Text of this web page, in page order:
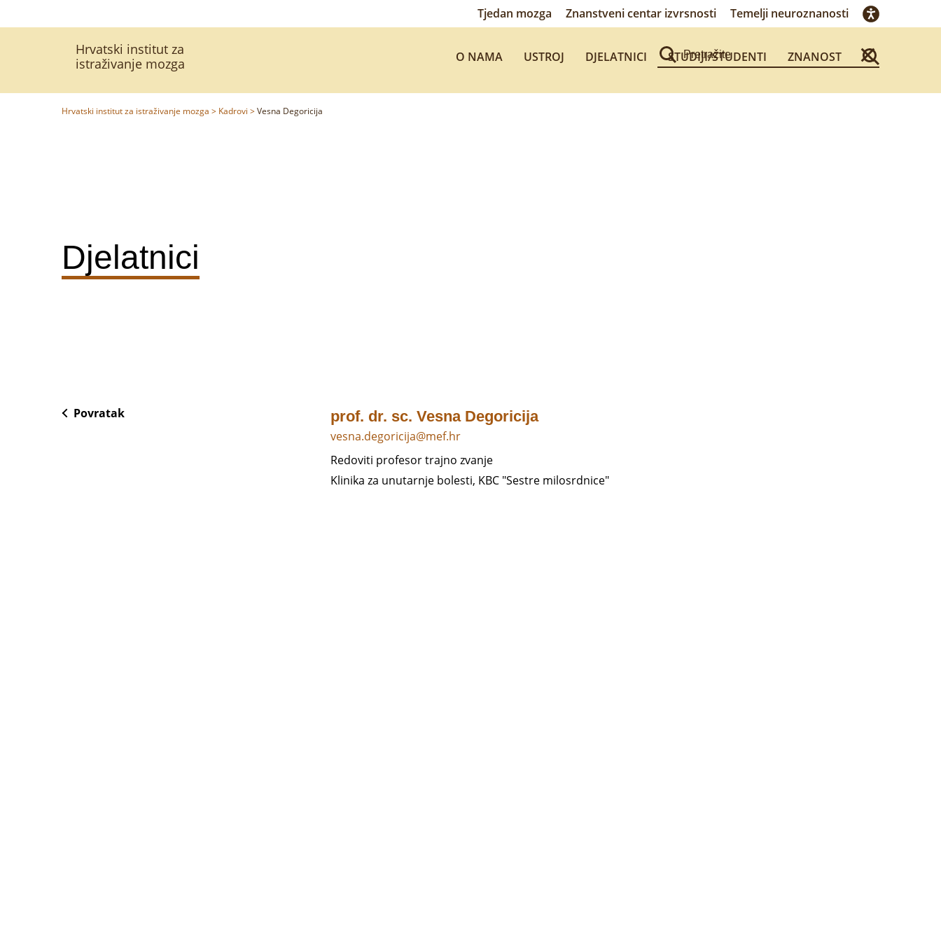
Tjedan mozga Znanstveni centar izvrsnosti Temelji neuroznanosti
Hrvatski institut za
istraživanje mozga
O NAMA USTROJ DJELATNICI STUDIJI/STUDENTI ZNANOST
Hrvatski institut za istraživanje mozga > Kadrovi >Vesna Degoricija
Djelatnici
Povratak prof. dr. sc. Vesna Degoricija
vesna.degoricija@mef.hr
Redoviti profesor trajno zvanje
Klinika za unutarnje bolesti, KBC "Sestre milosrdnice"